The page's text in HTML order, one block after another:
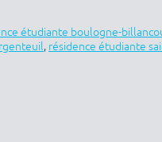
étudiante boulogne-
, résidence étudiante